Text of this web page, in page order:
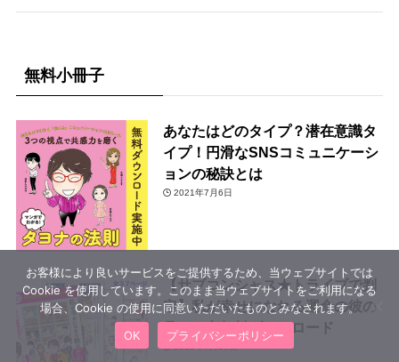
無料小冊子
あなたはどのタイプ？潜在意識タ
イプ！円滑なSNSコミュニケーシ
ョンの秘訣とは
2021年7月6日
【サブコンシャス★トライブで判
定】私が幸せになれる運命の彼の
見つけ方無料ダウンロード
お客様により良いサービスをご提供するため、当ウェブサイトでは
Cookie を使用しています。このまま当ウェブサイトをご利用になる
場合、Cookie の使用に同意いただいたものとみなされます。
OK
プライバシーポリシー